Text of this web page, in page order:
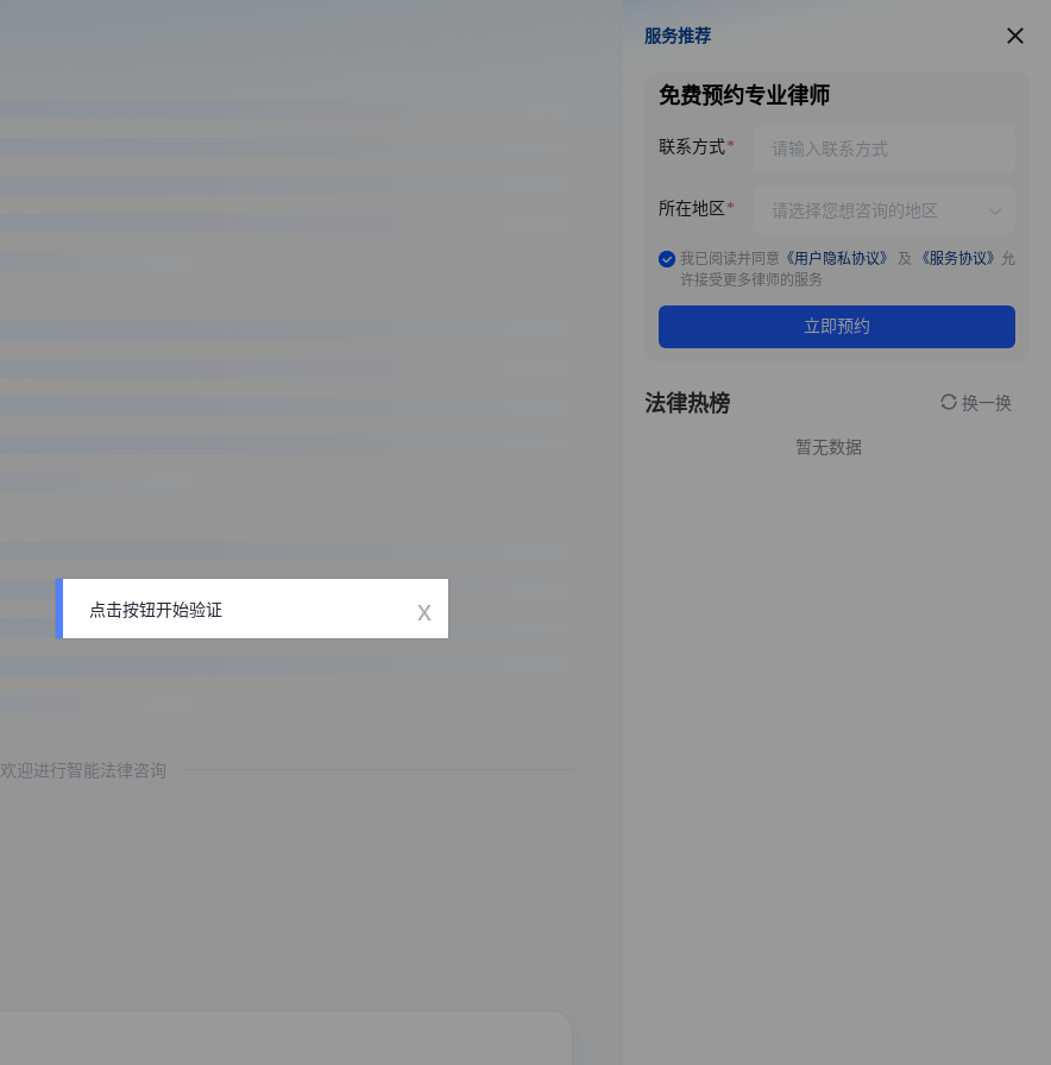
欢迎进行智能法律咨询
服务推荐
服务推荐
免费预约专业律师
联系方式
所在地区
我已阅读并同意 《用户隐私协议》 及 《服务协议》 允
许接受更多律师的服务
立即预约
法律热榜 换一换
暂无数据
点击按钮开始验证 x